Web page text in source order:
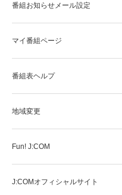
番組お知らせメール設定
マイ番組ページ
番組表ヘルプ
地域変更
Fun! J:COM
J:COMオフィシャルサイト